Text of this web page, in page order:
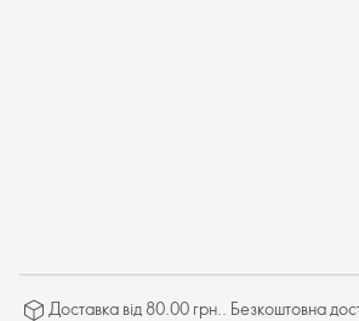
Доставка від 80.00 грн.. Безкоштовна